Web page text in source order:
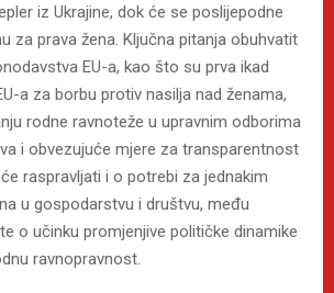
iz Ukrajine, dok će se poslijepodne
za prava žena. Ključna pitanja obuhvatit
EU-a, kao što su prva ikad
a za borbu protiv nasilja nad ženama,
rodne ravnoteže u upravnim odborima
i obvezujuće mjere za transparentnost
raspravljati i o potrebi za jednakim
u gospodarstvu i društvu, među
o učinku promjenjive političke dinamike
ravnopravnost.